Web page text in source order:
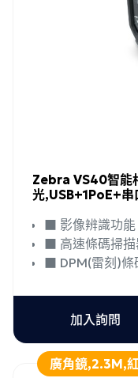
Zebra VS40智能
光,USB+1PoE+串
■ 影像辨識功能
■ 高速條碼掃描
■ DPM(雷刻)條
加入詢問
廣角鏡,2.3M,